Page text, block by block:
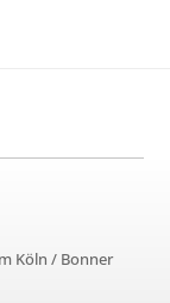
Köln / Bonner